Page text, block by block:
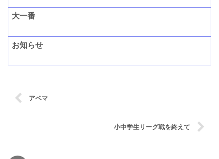
大一番
お知らせ
アベマ
小中学生リーグ戦を終えて